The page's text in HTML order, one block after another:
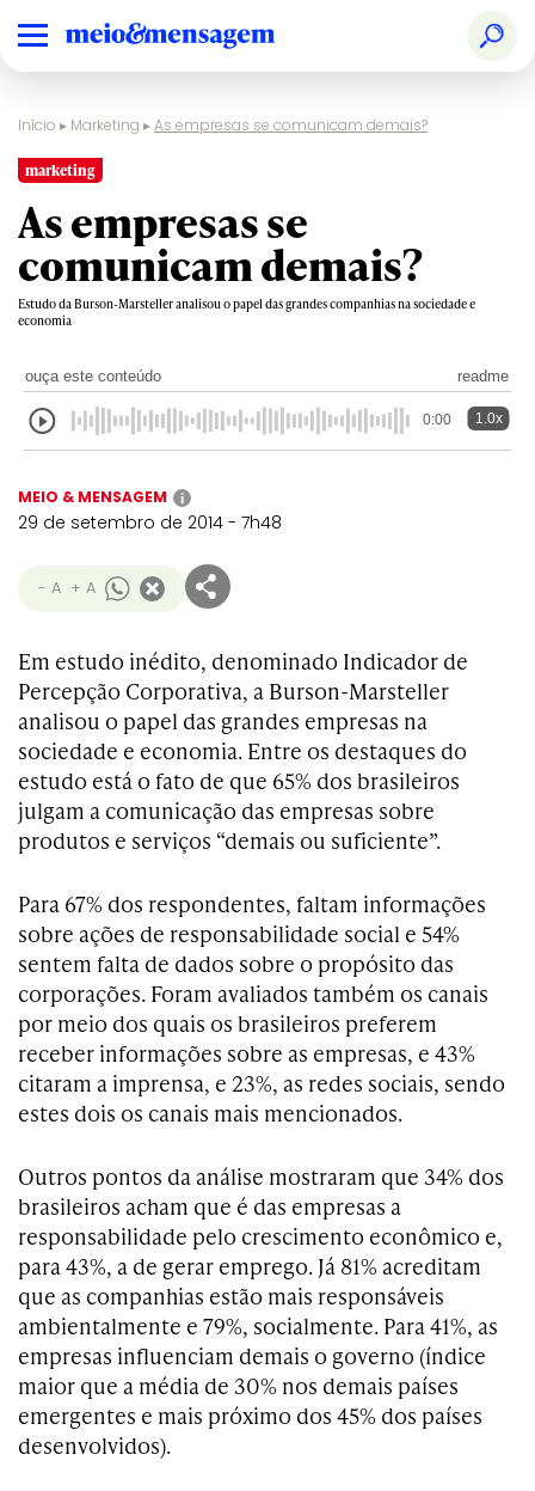
Início ▸ Marketing ▸As empresas se comunicam demais?
marketing
As empresas se
comunicam demais?
Estudo da Burson-Marsteller analisou o papel das grandes companhias na sociedade e
economia
ouça este conteúdo readme
0:00 1.0x
MEIO & MENSAGEM i
29 de setembro de 2014 - 7h48
- A + A
Em estudo inédito, denominado Indicador de
Percepção Corporativa, a Burson-Marsteller
analisou o papel das grandes empresas na
sociedade e economia. Entre os destaques do
estudo está o fato de que 65% dos brasileiros
julgam a comunicação das empresas sobre
produtos e serviços “demais ou suficiente”.
Para 67% dos respondentes, faltam informações
sobre ações de responsabilidade social e 54%
sentem falta de dados sobre o propósito das
corporações. Foram avaliados também os canais
por meio dos quais os brasileiros preferem
receber informações sobre as empresas, e 43%
citaram a imprensa, e 23%, as redes sociais, sendo
estes dois os canais mais mencionados.
Outros pontos da análise mostraram que 34% dos
brasileiros acham que é das empresas a
responsabilidade pelo crescimento econômico e,
para 43%, a de gerar emprego. Já 81% acreditam
que as companhias estão mais responsáveis
ambientalmente e 79%, socialmente. Para 41%, as
empresas influenciam demais o governo (índice
maior que a média de 30% nos demais países
emergentes e mais próximo dos 45% dos países
desenvolvidos).